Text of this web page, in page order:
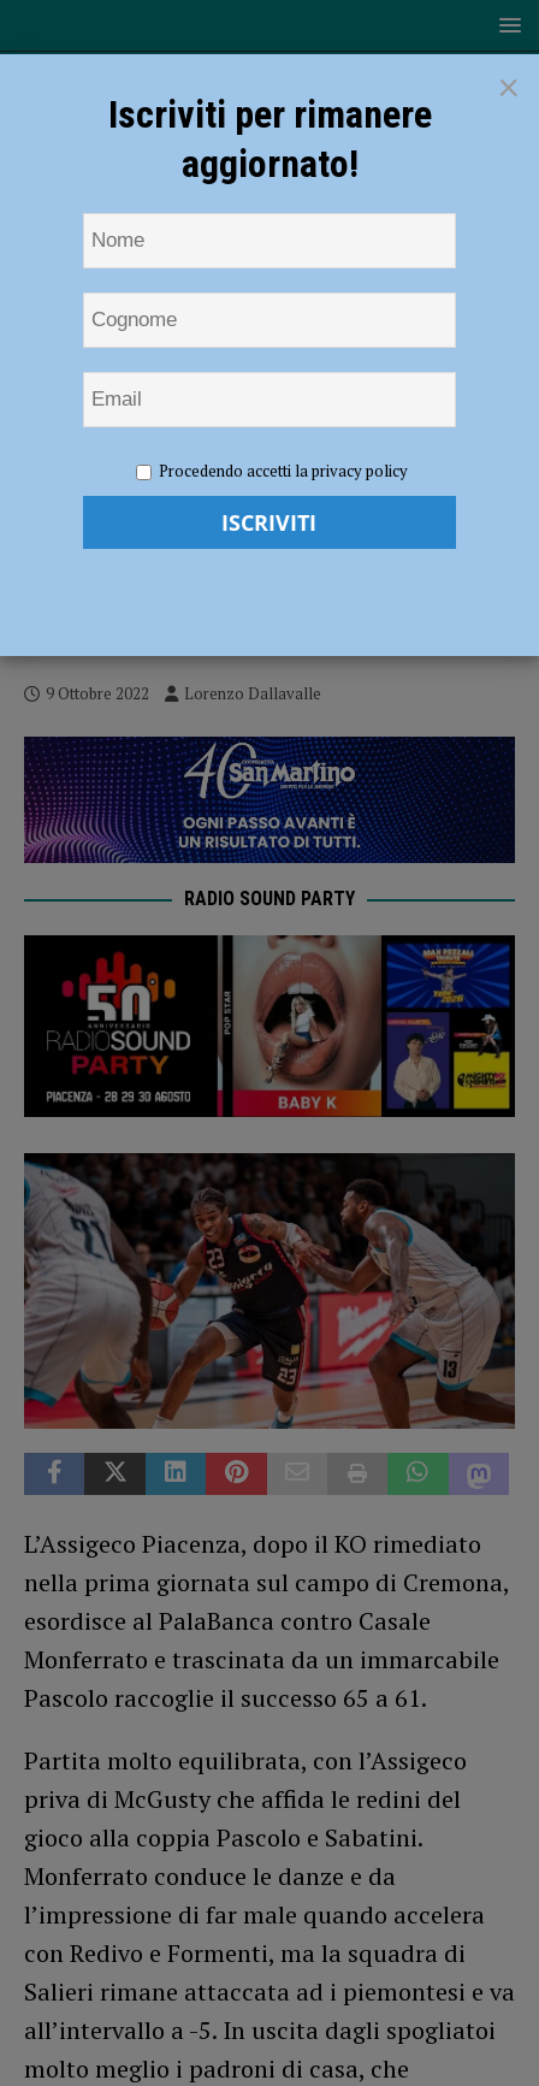
Assigeco Piacenza, contro Casale Monferrato ci pensa Pascolo: finisce
65 a 61 al PalaBanca
Serie A2 – Assigeco Piacenza, contro
9 Ottobre 2022 Lorenzo Dallavalle
RADIO SOUND PARTY
L’Assigeco Piacenza, dopo il KO rimediato
nella prima giornata sul campo di Cremona,
esordisce al PalaBanca contro Casale
Monferrato e trascinata da un immarcabile
Pascolo raccoglie il successo 65 a 61.
Partita molto equilibrata, con l’Assigeco
priva di McGusty che affida le redini del
gioco alla coppia Pascolo e Sabatini.
Monferrato conduce le danze e da
l’impressione di far male quando accelera
con Redivo e Formenti, ma la squadra di
Salieri rimane attaccata ad i piemontesi e va
all’intervallo a -5. In uscita dagli spogliatoi
molto meglio i padroni di casa, che
×
Iscriviti per rimanere
aggiornato!
Procedendo accetti la privacy policy